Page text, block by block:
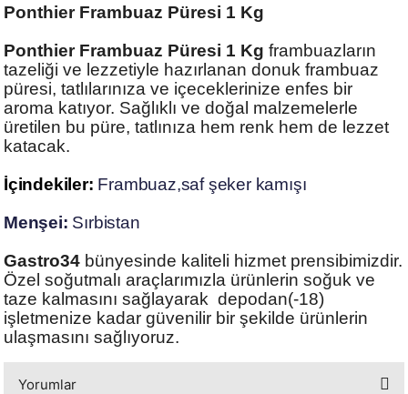
Ponthier Frambuaz Püresi 1 Kg
Ponthier Frambuaz Püresi 1 Kg frambuazların
tazeliği ve lezzetiyle hazırlanan donuk frambuaz
püresi, tatlılarınıza ve içeceklerinize enfes bir
aroma katıyor. Sağlıklı ve doğal malzemelerle
üretilen bu püre, tatlınıza hem renk hem de lezzet
katacak.
İçindekiler: Frambuaz,saf şeker kamışı
Menşei: Sırbistan
Gastro34 bünyesinde kaliteli hizmet prensibimizdir.
Özel soğutmalı araçlarımızla ürünlerin soğuk ve
taze kalmasını sağlayarak depodan(-18)
işletmenize kadar güvenilir bir şekilde ürünlerin
ulaşmasını sağlıyoruz.
Yorumlar